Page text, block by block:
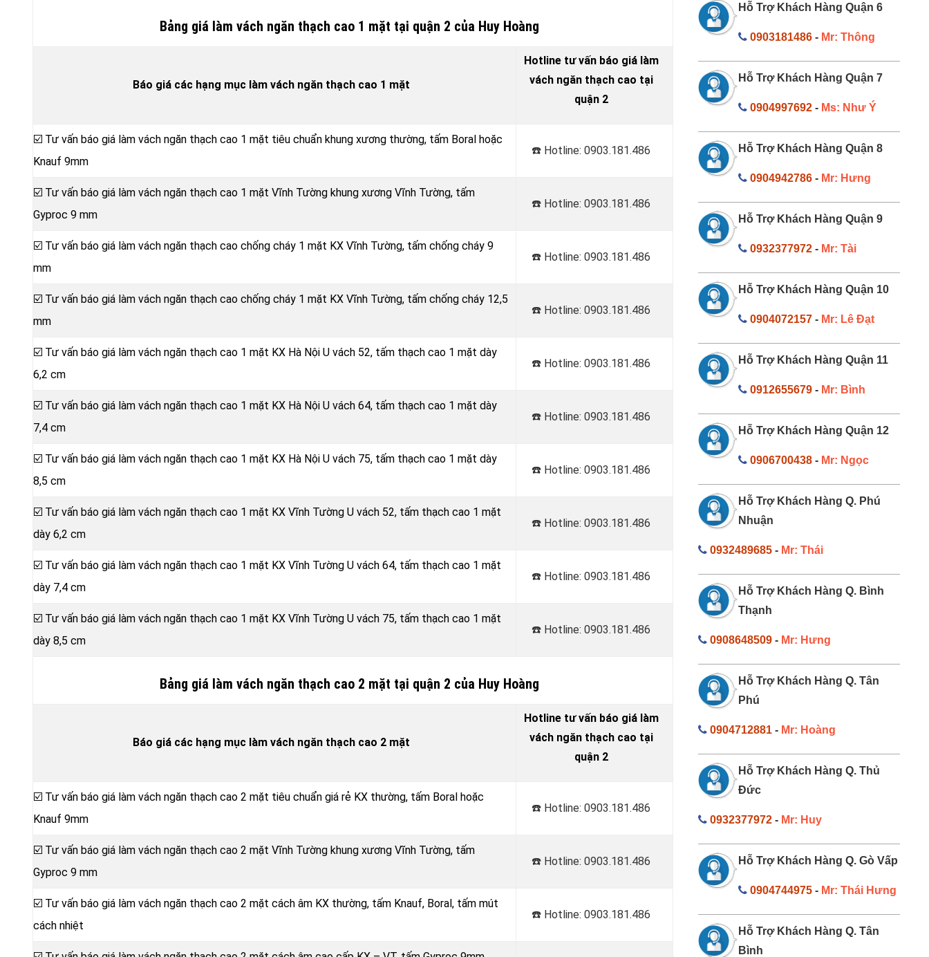
Bảng giá làm vách ngăn thạch cao 1 mặt tại quận 2 của Huy Hoàng
Báo giá các hạng mục làm vách ngăn thạch cao 1 mặt
Hotline tư vấn báo giá làm
vách ngăn thạch cao tại
quận 2
☑️ Tư vấn báo giá làm vách ngăn thạch cao 1 mặt tiêu chuẩn khung xương thường, tấm Boral hoặc
Knauf 9mm
☎️ Hotline: 0903.181.486
☑️ Tư vấn báo giá làm vách ngăn thạch cao 1 mặt Vĩnh Tường khung xương Vĩnh Tường, tấm
Gyproc 9 mm
☎️ Hotline: 0903.181.486
☑️ Tư vấn báo giá làm vách ngăn thạch cao chống cháy 1 mặt KX Vĩnh Tường, tấm chống cháy 9
mm
☎️ Hotline: 0903.181.486
☑️ Tư vấn báo giá làm vách ngăn thạch cao chống cháy 1 mặt KX Vĩnh Tường, tấm chống cháy 12,5
mm
☎️ Hotline: 0903.181.486
☑️ Tư vấn báo giá làm vách ngăn thạch cao 1 mặt KX Hà Nội U vách 52, tấm thạch cao 1 mặt dày
6,2 cm
☎️ Hotline: 0903.181.486
☑️ Tư vấn báo giá làm vách ngăn thạch cao 1 mặt KX Hà Nội U vách 64, tấm thạch cao 1 mặt dày
7,4 cm
☎️ Hotline: 0903.181.486
☑️ Tư vấn báo giá làm vách ngăn thạch cao 1 mặt KX Hà Nội U vách 75, tấm thạch cao 1 mặt dày
8,5 cm
☎️ Hotline: 0903.181.486
☑️ Tư vấn báo giá làm vách ngăn thạch cao 1 mặt KX Vĩnh Tường U vách 52, tấm thạch cao 1 mặt
dày 6,2 cm
☎️ Hotline: 0903.181.486
☑️ Tư vấn báo giá làm vách ngăn thạch cao 1 mặt KX Vĩnh Tường U vách 64, tấm thạch cao 1 mặt
dày 7,4 cm
☎️ Hotline: 0903.181.486
☑️ Tư vấn báo giá làm vách ngăn thạch cao 1 mặt KX Vĩnh Tường U vách 75, tấm thạch cao 1 mặt
dày 8,5 cm
☎️ Hotline: 0903.181.486
Bảng giá làm vách ngăn thạch cao 2 mặt tại quận 2 của Huy Hoàng
Báo giá các hạng mục làm vách ngăn thạch cao 2 mặt
Hotline tư vấn báo giá làm
vách ngăn thạch cao tại
quận 2
☑️ Tư vấn báo giá làm vách ngăn thạch cao 2 mặt tiêu chuẩn giá rẻ KX thường, tấm Boral hoặc
Knauf 9mm
☎️ Hotline: 0903.181.486
☑️ Tư vấn báo giá làm vách ngăn thạch cao 2 mặt Vĩnh Tường khung xương Vĩnh Tường, tấm
Gyproc 9 mm
☎️ Hotline: 0903.181.486
☑️ Tư vấn báo giá làm vách ngăn thạch cao 2 mặt cách âm KX thường, tấm Knauf, Boral, tấm mút
cách nhiệt
☎️ Hotline: 0903.181.486
Hỗ Trợ Khách Hàng Quận 6
0903181486 - Mr: Thông
Hỗ Trợ Khách Hàng Quận 7
0904997692 - Ms: Như Ý
Hỗ Trợ Khách Hàng Quận 8
0904942786 - Mr: Hưng
Hỗ Trợ Khách Hàng Quận 9
0932377972 - Mr: Tài
Hỗ Trợ Khách Hàng Quận 10
0904072157 - Mr: Lê Đạt
Hỗ Trợ Khách Hàng Quận 11
0912655679 - Mr: Bình
Hỗ Trợ Khách Hàng Quận 12
0906700438 - Mr: Ngọc
Hỗ Trợ Khách Hàng Q. Phú
Nhuận
0932489685- Mr: Thái
Hỗ Trợ Khách Hàng Q. Bình
Thạnh
0908648509- Mr: Hưng
Hỗ Trợ Khách Hàng Q. Tân
Phú
0904712881- Mr: Hoàng
Hỗ Trợ Khách Hàng Q. Thủ
Đức
0932377972- Mr: Huy
Hỗ Trợ Khách Hàng Q. Gò Vấp
0904744975 - Mr: Thái Hưng
Hỗ Trợ Khách Hàng Q. Tân
Bình